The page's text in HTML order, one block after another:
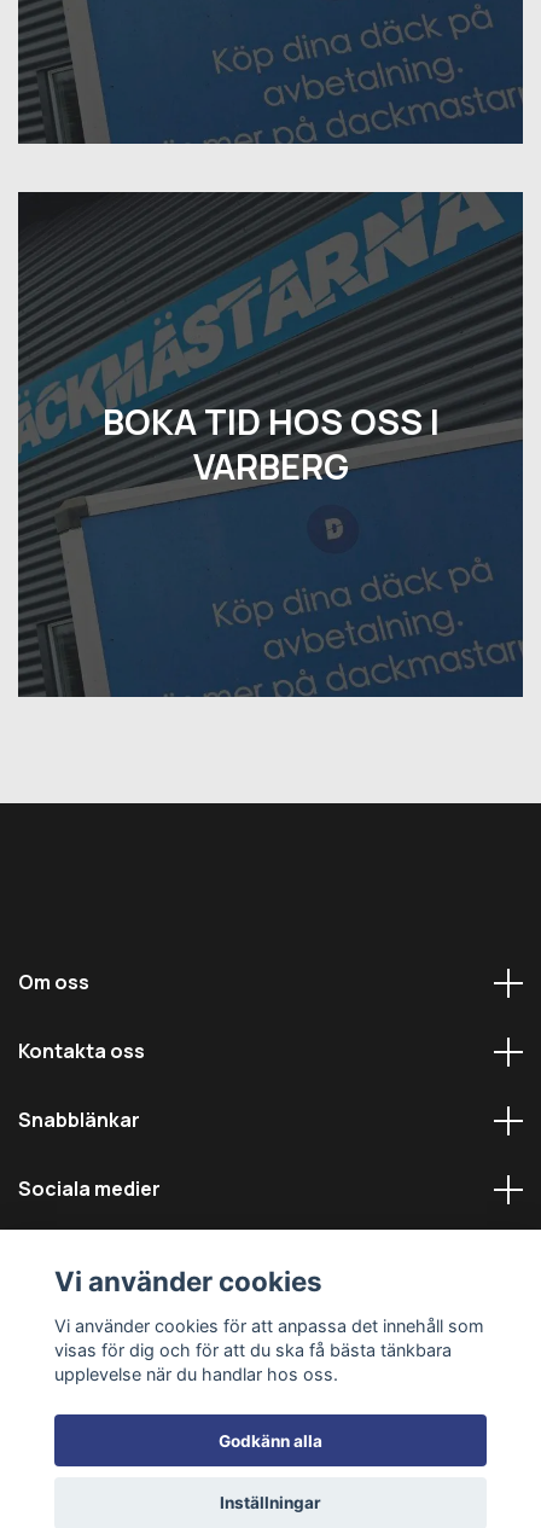
BOKA TID HOS OSS I
VARBERG
Om oss
Kontakta oss
Snabblänkar
Sociala medier
© 2026 Däckmästarna - Alla rättigheter reserverade
Vi använder cookies
Vi använder cookies för att anpassa det innehåll som
visas för dig och för att du ska få bästa tänkbara
upplevelse när du handlar hos oss.
Godkänn alla
Inställningar